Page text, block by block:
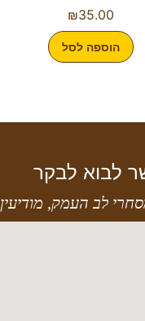
₪35.00
הוספה לסל
לבוא לבקר
לב העמק, מודיעין